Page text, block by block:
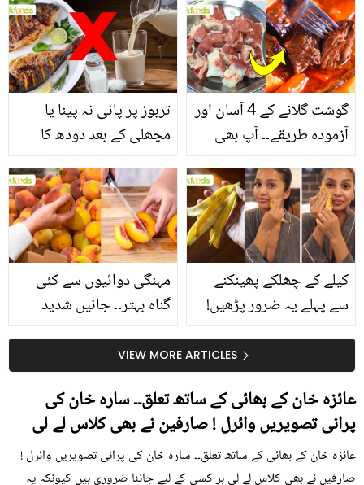
انگیز طبی فوائد
تربوز پر پانی نہ پینا یا
مچھلی کے بعد دودھ کا
سے متعلق غلط فہمیوں کی
حقیقت کیا ہے اور افواہ
کیا؟
گوشت گلانے کے 4 آسان اور
آزمودہ طریقے۔۔ آپ بھی
بتائے راز
مہنگی دوائیوں سے کئی
گناہ بہتر۔۔ جانیں شدید
کیوں کھانا چاہیے؟
کیلے کے چھلکے پھینکنے
سے پہلے یہ ضرور پڑھیں!
سستا اور قدرتی حلVIEW MORE ARTICLES
عائزہ خان کے بھائی کے ساتھ تعلق۔۔ سارہ خان کی
پرانی تصویریں وائرل ! صارفین نے بھی کلاس لے لی
عائزہ خان کے بھائی کے ساتھ تعلق۔۔ سارہ خان کی پرانی تصویریں وائرل !
صارفین نے بھی کلاس لے لی ہر کسی کے لیے جاننا ضروری ہیں کیونکہ یہ